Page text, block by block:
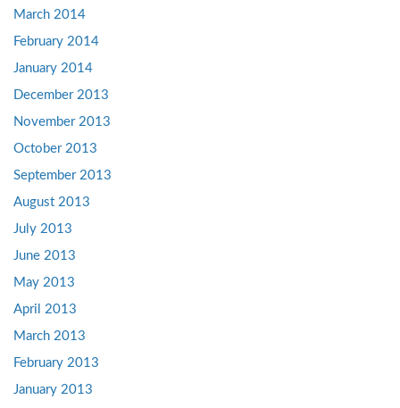
March 2014
February 2014
January 2014
December 2013
November 2013
October 2013
September 2013
August 2013
July 2013
June 2013
May 2013
April 2013
March 2013
February 2013
January 2013